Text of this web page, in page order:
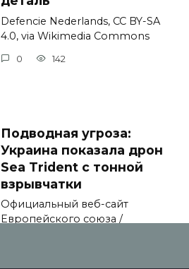
Defencie Nederlands, CC BY-SA
4.0, via Wikimedia Commons
0 142
Подводная угроза:
Украина показала дрон
Sea Trident с тонной
взрывчатки
Официальный веб-сайт
Европейского союза /